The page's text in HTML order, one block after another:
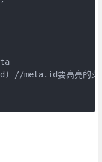
//meta.id要高亮的菜